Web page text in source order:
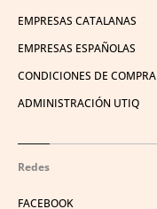
EMPRESAS CATALANAS
EMPRESAS ESPAÑOLAS
CONDICIONES DE COMPRA
ADMINISTRACIÓN UTIQ
Redes
FACEBOOK